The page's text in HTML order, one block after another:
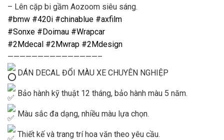
– Lên cặp bi gầm Aozoom siêu sáng.
#bmw #420i #chinablue #axfilm
#Sonxe #Doimau #Wrapcar
#2Mdecal #2Mwrap #2Mdesign
———————————————–
DÁN DECAL ĐỔI MÀU XE CHUYÊN NGHIỆP
Bảo hành kỹ thuật 12 tháng, bảo hành màu 5 năm.
Màu sắc đa dạng, nhiều màu lựa chọn.
Thiết kế và trang trí hoa văn theo yêu cầu.